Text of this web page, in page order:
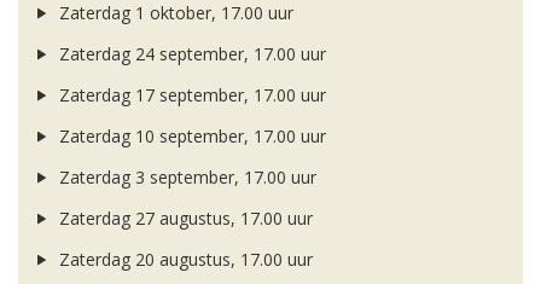
Zaterdag 1 oktober, 17.00 uur
Zaterdag 24 september, 17.00 uur
Zaterdag 17 september, 17.00 uur
Zaterdag 10 september, 17.00 uur
Zaterdag 3 september, 17.00 uur
Zaterdag 27 augustus, 17.00 uur
Zaterdag 20 augustus, 17.00 uur